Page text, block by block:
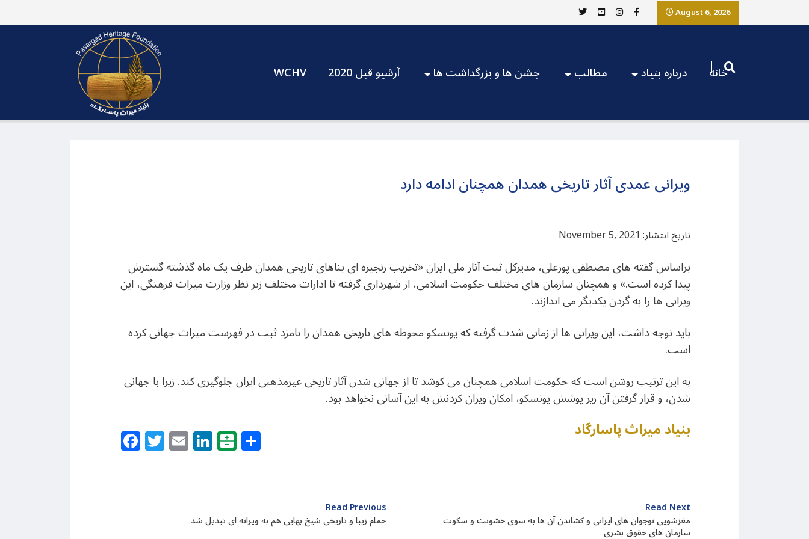
August 6, 2026
WCHV آرشیو قبل 2020 جشن ها و بزرگداشت ها مطالب درباره بنیاد خانه
ویرانی عمدی آثار تاریخی همدان همچنان ادامه دارد
تاریخ انتشار: November 5, 2021
براساس گفته های مصطفی پورعلی، ‌مدیرکل ثبت آثار ملی ایران «تخریب زنجیره ای بناهای تاریخی همدان ظرف یک ماه گذشته گسترش
پیدا کرده است.» و همچنان سازمان های مختلف حکومت اسلامی، از شهرداری گرفته تا ادارات مختلف زیر نظر وزارت میراث فرهنگی، این
ویرانی ها را به گردن یکدیگر می اندازند.
باید توجه داشت، این ویرانی ها از زمانی شدت گرفته که یونسکو محوطه های تاریخی همدان را نامزد ثبت در فهرست میراث جهانی کرده
است.
به این ترتیب روشن است که حکومت اسلامی همچنان می کوشد تا از جهانی شدن آثار تاریخی غیرمذهبی ایران جلوگیری کند. زیرا با جهانی
شدن، و قرار گرفتن آن زیر پوشش یونسکو، امکان ویران کردنش به این آسانی نخواهد بود.
Facebook
Twitter
EmailLinkedIn
Balatarin بنیاد میراث پاسارگاد
Read Previous
حمام زیبا و تاریخی شیخ بهایی هم به ویرانه ای تبدیل شد
Read Next
مغزشویی نوجوان های ایرانی و کشاندن آن ها به سوی خشونت و سکوت
سازمان های حقوق بشری